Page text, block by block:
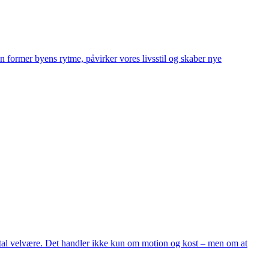
former byens rytme, påvirker vores livsstil og skaber nye
velvære. Det handler ikke kun om motion og kost – men om at